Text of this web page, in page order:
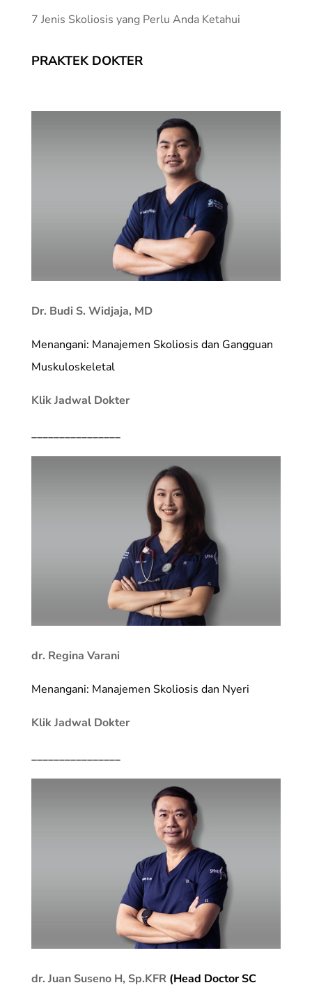
7 Jenis Skoliosis yang Perlu Anda Ketahui
PRAKTEK DOKTER
Dr. Budi S. Widjaja, MD
Menangani: Manajemen Skoliosis dan Gangguan
Muskuloskeletal
Klik Jadwal Dokter
________________
dr. Regina Varani
Menangani: Manajemen Skoliosis dan Nyeri
Klik Jadwal Dokter
________________
dr. Juan Suseno H, Sp.KFR(Head Doctor SC